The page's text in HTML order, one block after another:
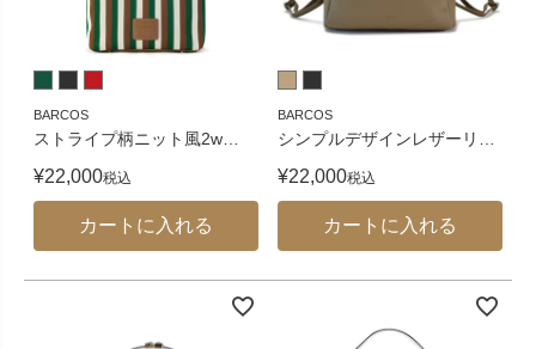
BARCOS
ストライプ柄ニット風2w
¥22,000税込
カートに入れる
BARCOS
シンプルデザインレザーリ
¥22,000税込
カートに入れる